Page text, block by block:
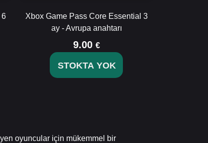
6
Xbox Game Pass Core Essential 3
ay - Avrupa anahtarı
9.00 €
STOKTA YOK
oyuncular için mükemmel bir